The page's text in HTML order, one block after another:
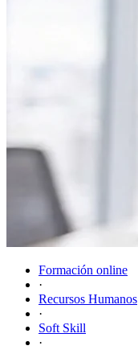
Formación online
·
Recursos Humanos
·
Soft Skill
·